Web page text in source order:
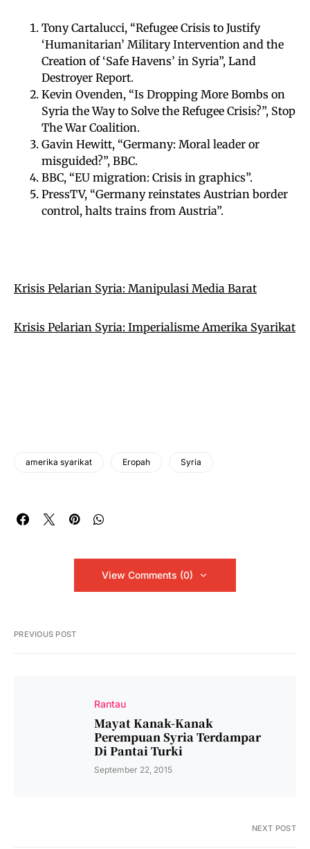
Tony Cartalucci, “Refugee Crisis to Justify
‘Humanitarian’ Military Intervention and the
Creation of ‘Safe Havens’ in Syria”, Land
Destroyer Report.
Kevin Ovenden, “Is Dropping More Bombs on
Syria the Way to Solve the Refugee Crisis?”, Stop
The War Coalition.
Gavin Hewitt, “Germany: Moral leader or
misguided?”, BBC.
BBC, “EU migration: Crisis in graphics”.
PressTV, “Germany reinstates Austrian border
control, halts trains from Austria”.
Krisis Pelarian Syria: Manipulasi Media Barat
Krisis Pelarian Syria: Imperialisme Amerika Syarikat
amerika syarikat Eropah Syria
View Comments (0)
PREVIOUS POST
Rantau
Mayat Kanak-Kanak
Perempuan Syria Terdampar
Di Pantai Turki
September 22, 2015
NEXT POST